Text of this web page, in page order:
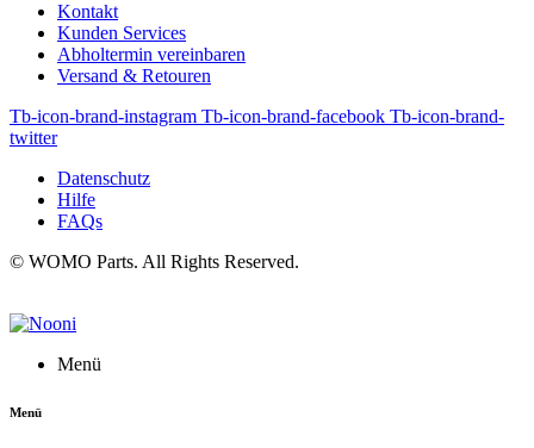
Kontakt
Kunden Services
Abholtermin vereinbaren
Versand & Retouren
Tb-icon-brand-instagram Tb-icon-brand-facebook Tb-icon-brand-
twitter
Datenschutz
Hilfe
FAQs
© WOMO Parts. All Rights Reserved.
Menü
Menü